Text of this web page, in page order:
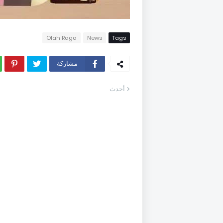
Tags
News
Olah Raga
مشاركة
أحدث